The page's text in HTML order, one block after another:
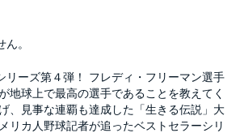
。
リーズ第４弾！ フレディ・フリーマン選手
地球上で最高の選手であることを教えてく
、見事な連覇も達成した「生きる伝説」大
リカ人野球記者が追ったベストセラーシリ